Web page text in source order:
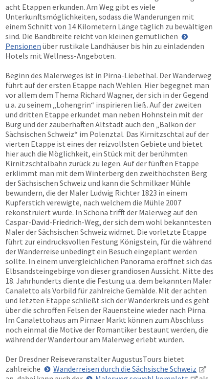
acht Etappen erkunden. Am Weg gibt es viele
Unterkunftsmöglichkeiten, sodass die Wanderungen mit
einem Schnitt von 14 Kilometern Länge täglich zu bewältigen
sind. Die Bandbreite reicht von kleinen gemütlichen
Pensionen über rustikale Landhäuser bis hin zu einladenden
Hotels mit Wellness-Angeboten.
Beginn des Malerweges ist in Pirna-Liebethal. Der Wanderweg
führt auf der ersten Etappe nach Wehlen. Hier begegnet man
vor allem dem Thema Richard Wagner, der sich in der Gegend
u.a. zu seinem „Lohengrin“ inspirieren ließ. Auf der zweiten
und dritten Etappe erkundet man neben Hohnstein mit der
Burg und der zauberhaften Altstadt auch den „Balkon der
Sächsischen Schweiz“ im Polenztal. Das Kirnitzschtal auf der
vierten Etappe ist eines der reizvollsten Gebiete und bietet
hier auch die Möglichkeit, ein Stück mit der berühmten
Kirnitzschtalbahn zurück zu legen. Auf der fünften Etappe
erklimmt man mit dem Winterberg den zweithöchsten Berg
der Sächsischen Schweiz und kann die Schmilkaer Mühle
bewundern, die der Maler Ludwig Richter 1823 in einem
Kupferstich verewigte, nach welchem die Mühle 2007
rekonstruiert wurde. In Schöna trifft der Malerweg auf den
Caspar-David-Friedrich-Weg, der sich dem wohl bekanntesten
Maler der Sächsischen Schweiz widmet. Die vorletzte Etappe
führt zur eindrucksvollen Festung Königstein, für die während
der Wanderreise unbedingt ein Besuch eingeplant werden
sollte. In einem unvergleichlichen Panorama eröffnet sich das
Elbsandsteingebirge von dieser grandiosen Aussicht. Mitte des
18. Jahrhunderts diente die Festung u.a. dem bekannten Maler
Canaletto als Vorbild für zahlreiche Gemälde. Mit der achten
und letzten Etappe schließt sich der Wanderkreis und es geht
über die schroffen Felsen der Rauensteine wieder nach Pirna.
Im Canalettohaus am Pirnaer Markt können zum Abschluss
noch einmal die Motive der Romantiker bestaunt werden, die
während der Wandertour am Malerweg erlebt wurden.
Der Dresdner Reiseveranstalter AugustusTours bietet
zahlreiche
Wanderreisen durch die Sächsische Schweiz